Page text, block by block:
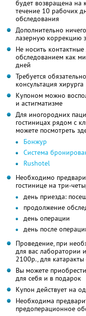
будет возвращена на
течение 10 рабочих
обследования
Дополнительно
лазерную коррекцию
Не носить
обследованием как
дней
Требуется
консультация хирурга
Купоном можно
и астигматизме
Для иногородних
гостиницах рядом с
можете посмотреть
Бонжур
Система
Rushotel
Необходимо
гостинице на три-
день приезда:
продолжение
день операции
день после
Проведение, при
для вас лаборатории
2100р., для
Вы можете
для себя и в подарок
Купон действует на
Необходима
предоперационное